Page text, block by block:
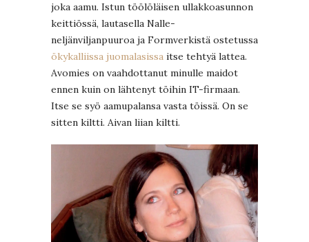
joka aamu. Istun töölöläisen ullakkoasunnon
keittiössä, lautasella Nalle-
neljänviljanpuuroa ja Formverkistä ostetussa
ökykalliissa juomalasissa itse tehtyä lattea.
Avomies on vaahdottanut minulle maidot
ennen kuin on lähtenyt töihin IT-firmaan.
Itse se syö aamupalansa vasta töissä. On se
sitten kiltti. Aivan liian kiltti.